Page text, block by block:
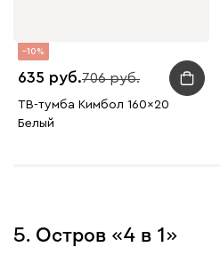
10
635 706
ТВ-тумба Кимбол 160x20
Белый
5. Остров «4 в 1»